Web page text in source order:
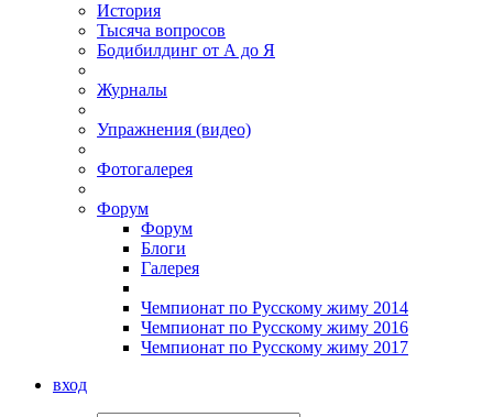
История
Тысяча вопросов
Бодибилдинг от А до Я
Журналы
Упражнения (видео)
Фотогалерея
Форум
Форум
Блоги
Галерея
Чемпионат по Русскому жиму 2014
Чемпионат по Русскому жиму 2016
Чемпионат по Русскому жиму 2017
вход